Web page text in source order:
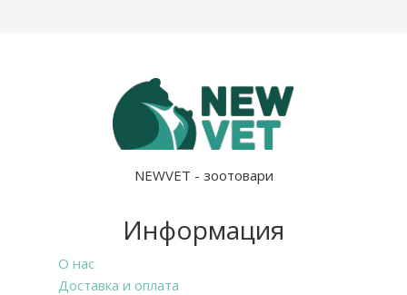
NEWVET - зоотовари
Информация
О нас
Доставка и оплата